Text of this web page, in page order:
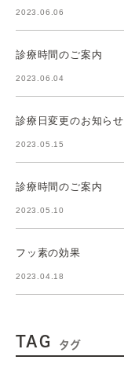
2023.06.06
診療時間のご案内
2023.06.04
診療日変更のお知らせ
2023.05.15
診療時間のご案内
2023.05.10
フッ素の効果
2023.04.18
TAG タグ